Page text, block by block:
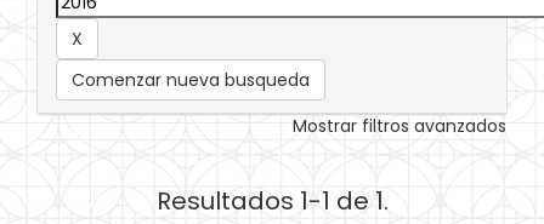
Comenzar nueva busqueda
Mostrar filtros avanzados
Resultados 1-1 de 1.